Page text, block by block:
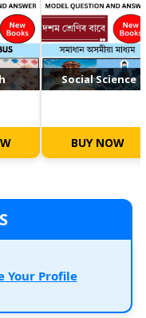
Social Science
BUY NOW
Your Profile